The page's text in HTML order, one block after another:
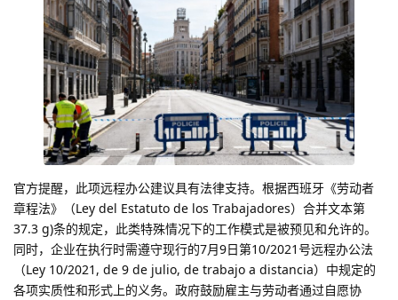
官方提醒，此项远程办公建议具有法律支持。根据西班牙《劳动者
章程法》（Ley del Estatuto de los Trabajadores）合并文本第
37.3 g)条的规定，此类特殊情况下的工作模式是被预见和允许的。
同时，企业在执行时需遵守现行的7月9日第10/2021号远程办公法
（Ley 10/2021, de 9 de julio, de trabajo a distancia）中规定的
各项实质性和形式上的义务。政府鼓励雇主与劳动者通过自愿协